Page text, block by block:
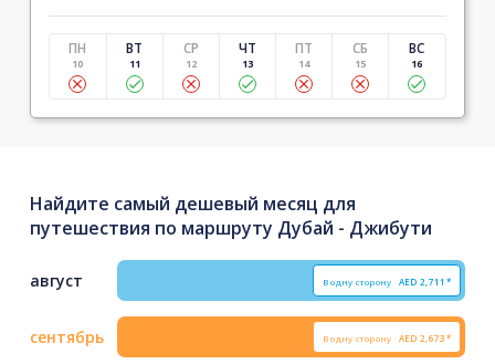
ПН
10
ВТ
11
СР
12
ЧТ
13
ПТ
14
СБ
15
ВС
16
Найдите самый дешевый месяц для
путешествия по маршруту Дубай - Джибути
август В одну сторону AED 2,711*
сентябрь В одну сторону AED 2,673*